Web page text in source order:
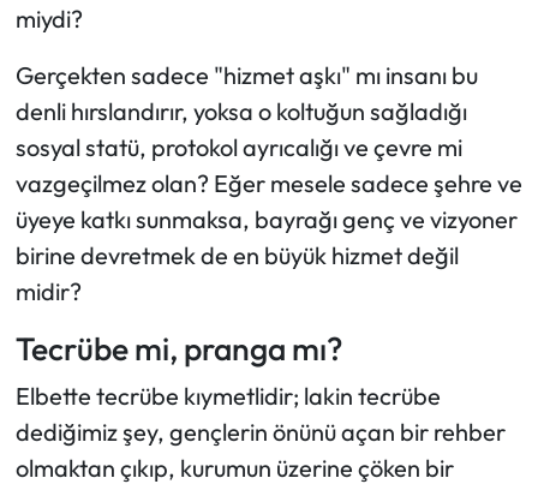
miydi?
Gerçekten sadece "hizmet aşkı" mı insanı bu
denli hırslandırır, yoksa o koltuğun sağladığı
sosyal statü, protokol ayrıcalığı ve çevre mi
vazgeçilmez olan? Eğer mesele sadece şehre ve
üyeye katkı sunmaksa, bayrağı genç ve vizyoner
birine devretmek de en büyük hizmet değil
midir?
Tecrübe mi, pranga mı?
Elbette tecrübe kıymetlidir; lakin tecrübe
dediğimiz şey, gençlerin önünü açan bir rehber
olmaktan çıkıp, kurumun üzerine çöken bir